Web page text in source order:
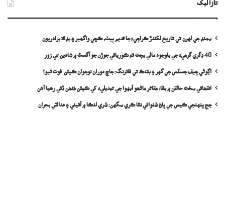
تازا ليک
سمنڊ جي لهرن تي تاريخ لکندڙ ڪراچيءَ جا قديم ٻيٽ، ڪڇي واگھير ۽ بڊالا برادريون
40 ڊگري گرميءَ جي باوجود مالي بچت لاءِ ڪوريائي جوڙن جو آگسٽ ۾ شادين تي زور
اڳوڻي چيف جسٽس جي گهر ۽ بئنڪ تي فائرنگ: جاچ دوران نوجوان ڪيئن فوت ٿيو؟
انتھائي سخت حالتن ۾ بقا: متاثر ماڻھو آبهوا جي تبديليءَ کي ڪيئن مُنھن ڏئي رهيا آهن
جج پنهنجي ڪيس جي پاڻ شنوائي نٿا ڪري سگهن: شري لنڪا ۾ آئيني ۽ عدالتي بحران